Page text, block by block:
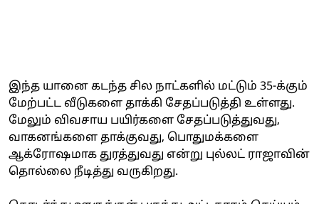
இந்த யானை கடந்த சில நாட்களில் மட்டும் 35-க்கும்
மேற்பட்ட வீடுகளை தாக்கி சேதப்படுத்தி உள்ளது.
மேலும் விவசாய பயிர்களை சேதப்படுத்துவது,
வாகனங்களை தாக்குவது, பொதுமக்களை
ஆக்ரோஷமாக துரத்துவது என்று புல்லட் ராஜாவின்
தொல்லை நீடித்து வருகிறது.